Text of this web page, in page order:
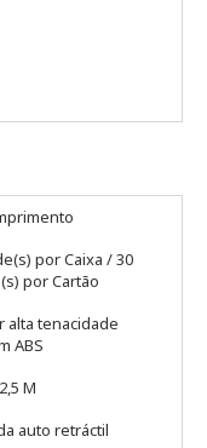
por Caixa / 30
por Cartão
alta tenacidade
ABS
M
auto retráctil